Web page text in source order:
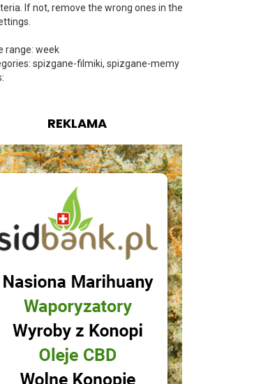
If not, remove the wrong ones in the
range: week
spizgane-filmiki, spizgane-memy
REKLAMA